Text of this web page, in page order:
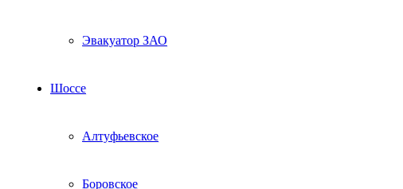
Эвакуатор ЗАО
Шоссе
Алтуфьевское
Боровское